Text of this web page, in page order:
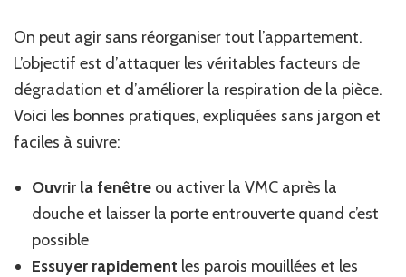
On peut agir sans réorganiser tout l’appartement.
L’objectif est d’attaquer les véritables facteurs de
dégradation et d’améliorer la respiration de la pièce.
Voici les bonnes pratiques, expliquées sans jargon et
faciles à suivre:
Ouvrir la fenêtre ou activer la VMC après la
douche et laisser la porte entrouverte quand c’est
possible
Essuyer rapidement les parois mouillées et les